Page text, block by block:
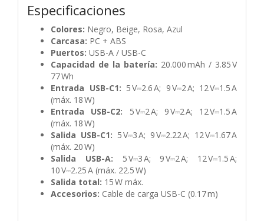
Especificaciones
Colores: Negro, Beige, Rosa, Azul
Carcasa: PC + ABS
Puertos: USB-A / USB-C
Capacidad de la batería: 20.000 mAh / 3.85 V
77 Wh
Entrada USB-C1: 5 V⎓2.6 A; 9 V⎓2 A; 12 V⎓1.5 A
(máx. 18 W)
Entrada USB-C2: 5 V⎓2 A; 9 V⎓2 A; 12 V⎓1.5 A
(máx. 18 W)
Salida USB-C1: 5 V⎓3 A; 9 V⎓2.22 A; 12 V⎓1.67 A
(máx. 20 W)
Salida USB-A: 5 V⎓3 A; 9 V⎓2 A; 12 V⎓1.5 A;
10 V⎓2.25 A (máx. 22.5 W)
Salida total: 15 W máx.
Accesorios: Cable de carga USB-C (0.17 m)